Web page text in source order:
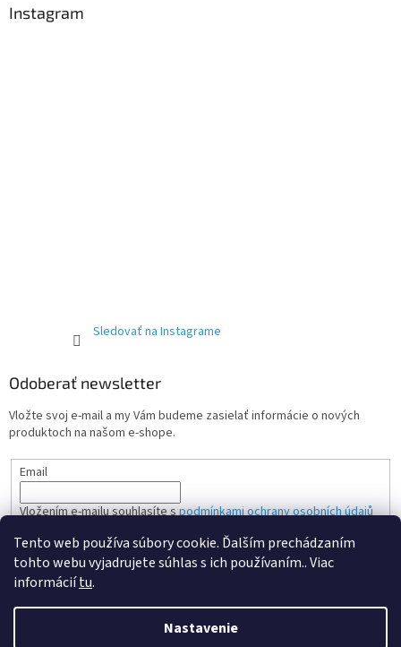
Tento web používa súbory cookie. Ďalším prechádzaním
tohto webu vyjadrujete súhlas s ich používaním.. Viac
informáciítu.
Nastavenie
Instagram
Sledovať na Instagrame
Odoberať newsletter
Vložte svoj e-mail a my Vám budeme zasielať informácie o nových
produktoch na našom e-shope.
Email
Vložením e-mailu souhlasíte spodmínkami ochrany osobních údajů
PRIHLÁSIŤ SA
Vytvoril Shoptet Premium